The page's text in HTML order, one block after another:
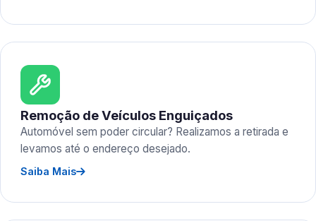
Remoção de Veículos Enguiçados
Automóvel sem poder circular? Realizamos a retirada e
levamos até o endereço desejado.
Saiba Mais